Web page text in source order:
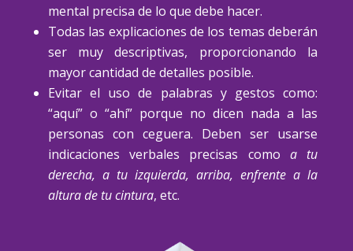
mental precisa de lo que debe hacer.
Todas las explicaciones de los temas deberán
ser muy descriptivas, proporcionando la
mayor cantidad de detalles posible.
Evitar el uso de palabras y gestos como:
“aquí” o “ahí” porque no dicen nada a las
personas con ceguera. Deben ser usarse
indicaciones verbales precisas como a tu
derecha, a tu izquierda, arriba, enfrente a la
altura de tu cintura, etc.